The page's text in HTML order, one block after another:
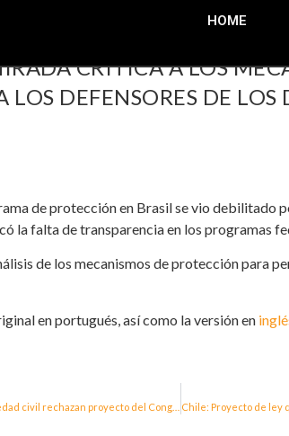
HOME
CRÍTICA A LOS
LOS DEFENSORES DE
de protección en Brasil se vio debilitado
la falta de transparencia en los programas
de los mecanismos de protección para
en portugués, así como la versión en